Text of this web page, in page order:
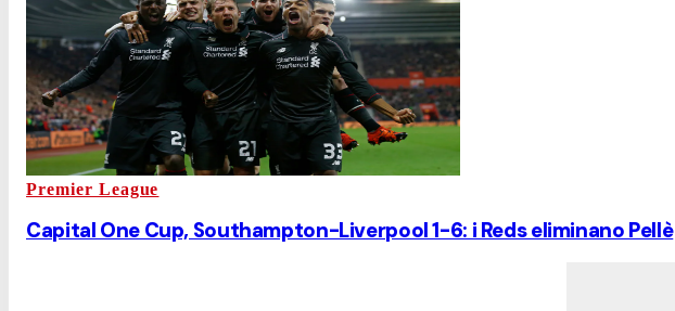
Premier League
Capital One Cup, Southampton-Liverpool 1-6: i Reds eliminano Pellè